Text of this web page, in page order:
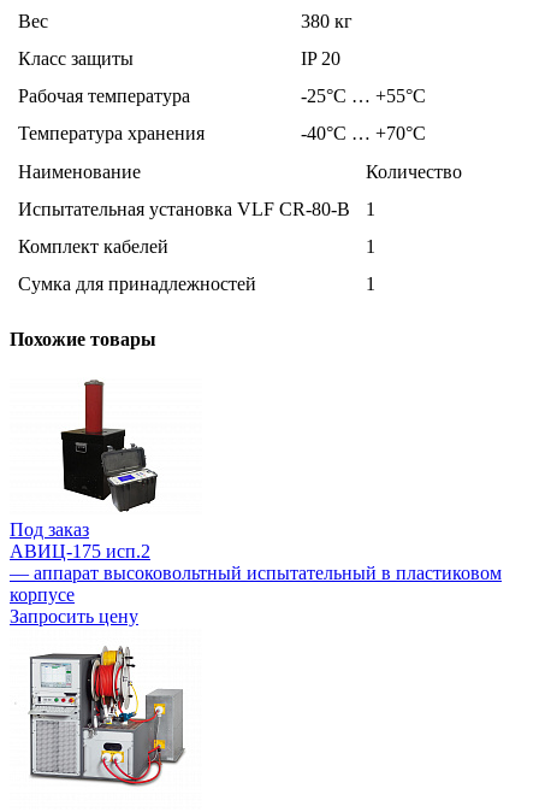
Вес
380 кг
Класс защиты
IP 20
Рабочая температура
-25°C … +55°C
Температура хранения
-40°C … +70°C
Наименование
Количество
Испытательная установка VLF CR-80-B
1
Комплект кабелей
1
Сумка для принадлежностей
1
Похожие товары
Под заказ
АВИЦ-175 исп.2
— аппарат высоковольтный испытательный в пластиковом
корпусе
Запросить цену